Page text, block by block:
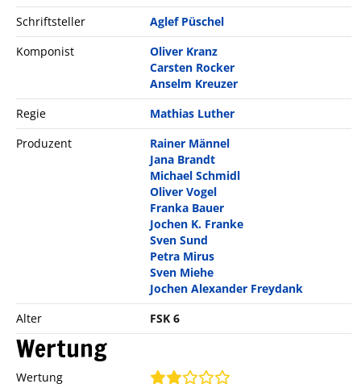
Schriftsteller
Aglef Püschel
Komponist
Oliver Kranz
Carsten Rocker
Anselm Kreuzer
Regie
Mathias Luther
Produzent
Rainer Männel
Jana Brandt
Michael Schmidl
Oliver Vogel
Franka Bauer
Jochen K. Franke
Sven Sund
Petra Mirus
Sven Miehe
Jochen Alexander Freydank
Alter
FSK 6
Wertung
Wertung